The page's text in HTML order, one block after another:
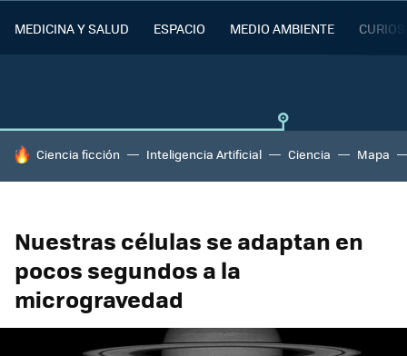
MEDICINA Y SALUD ESPACIO MEDIO AMBIENTE
HOY SE HABLA DE
Ciencia ficción Inteligencia Artificial Ciencia Mapa
Nuestras células se adaptan en
pocos segundos a la
microgravedad